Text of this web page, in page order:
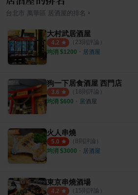
台北市 萬華區 居酒屋 的排名 ›
大村武居酒屋
4.2 （ 23則評論）
均消 $1200 ・ 居酒屋
狗一下居食酒屋 西門店
3.6 （ 18則評論）
均消 $600 ・ 居酒屋
火人串燒
5.0 （ 8則評論）
均消 $3000 ・ 居酒屋
東京串燒酒場
4.2 （ 15則評論）